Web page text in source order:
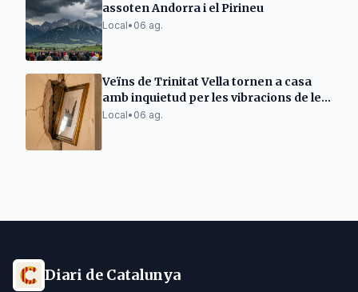
assoten Andorra i el Pirineu
Local• 06 ag.
Veïns de Trinitat Vella tornen a casa
amb inquietud per les vibracions de les
obres d'Adif
Local• 06 ag.
Diari de Catalunya